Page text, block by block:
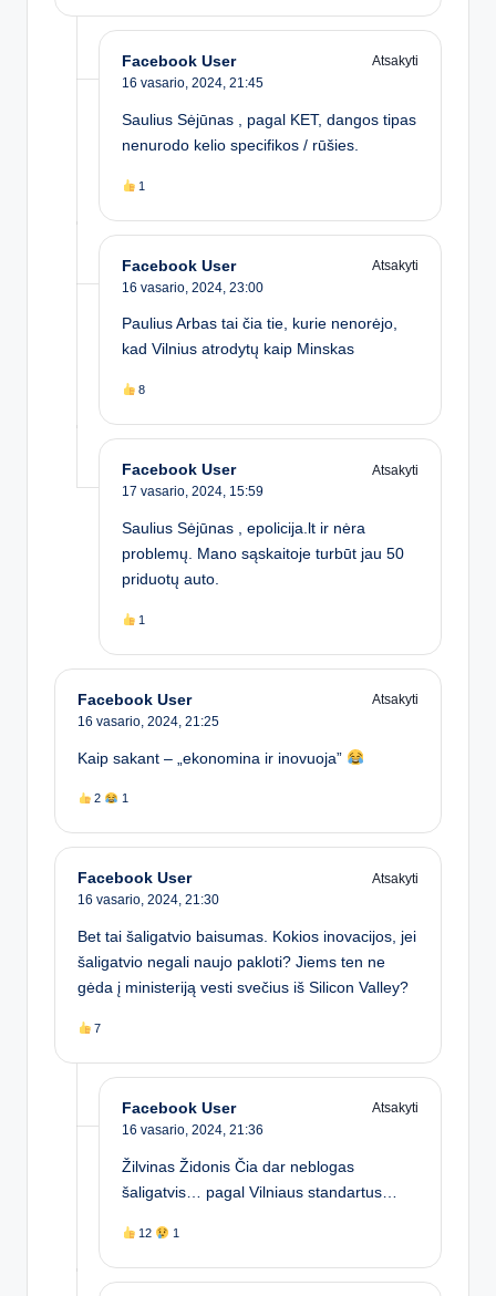
Facebook User
Atsakyti
16 vasario, 2024, 21:45
Saulius Sėjūnas , pagal KET, dangos tipas
nenurodo kelio specifikos / rūšies.
1
Facebook User
Atsakyti
16 vasario, 2024, 23:00
Paulius Arbas tai čia tie, kurie nenorėjo,
kad Vilnius atrodytų kaip Minskas
8
Facebook User
Atsakyti
17 vasario, 2024, 15:59
Saulius Sėjūnas , epolicija.lt ir nėra
problemų. Mano sąskaitoje turbūt jau 50
priduotų auto.
1
Facebook User
Atsakyti
16 vasario, 2024, 21:25
Kaip sakant – „ekonomina ir inovuoja”
2 1
Facebook User
Atsakyti
16 vasario, 2024, 21:30
Bet tai šaligatvio baisumas. Kokios inovacijos, jei
šaligatvio negali naujo pakloti? Jiems ten ne
gėda į ministeriją vesti svečius iš Silicon Valley?
7
Facebook User
Atsakyti
16 vasario, 2024, 21:36
Žilvinas Židonis Čia dar neblogas
šaligatvis… pagal Vilniaus standartus…
12 1